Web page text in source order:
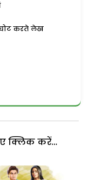
करते लेख
क्लिक करें...